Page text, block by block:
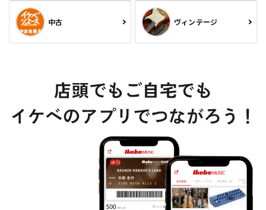
中古 ヴィンテージ